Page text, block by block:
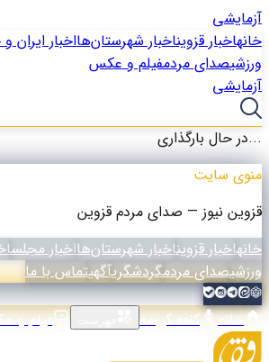
آزمایشی
خانهاخبار قزویناخبار شهرستان‌هااخبار ایران
ورزشیصدای مردمفیلم و عکس
آزمایشی
در حال بارگذاری...
منوی سایت
قزوین نیوز — صدای مردم قزوین
خانهاخبار قزویناخبار شهرستان‌هااخبار مجلس
ورزشیصدای مردمگردشگریآگهیتماس با ما
خانه کافه گیومه فیلم و